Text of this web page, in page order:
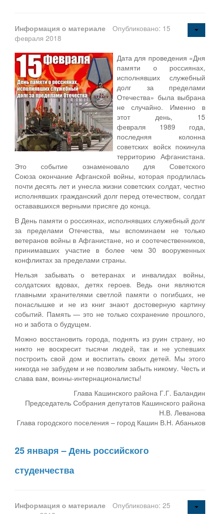
Информация о материале
Опубликовано: 15
февраля 2018
Дата для проведения «Дня
памяти о россиянах,
исполнявших служебный
долг за пределами
Отечества» была выбрана
не случайно. Именно в
этот день, 15
февраля 1989 года,
последняя колонна
советских войск покинула
территорию Афганистана.
Это событие ознаменовало для Советского
Союза окончание Афганской войны, которая продлилась
почти десять лет и унесла жизни советских солдат, честно
исполнявших гражданский долг перед отечеством, солдат
остававшихся верными присяге до конца.
В День памяти о россиянах, исполнявших служебный долг
за пределами Отечества, мы вспоминаем не только
ветеранов войны в Афганистане, но и соотечественников,
принимавших участие в более чем 30 вооруженных
конфликтах за пределами страны.
Нельзя забывать о ветеранах и инвалидах войны,
солдатских вдовах, детях героев. Ведь они являются
главными хранителями светлой памяти о погибших, не
понаслышке и не из книг знают достоверную картину
событий. Память — это не только сохранение прошлого,
но и забота о будущем.
Можно восстановить города, поднять из руин страну, но
никто не воскресит тысячи людей, так и не успевших
построить свой дом и воспитать своих детей. Мы этого
никогда не забудем и не позволим забыть никому. Честь и
слава вам, воины-интернационалисты!
Глава Кашинского района Г.Г. Баландин
Председатель Собрания депутатов Кашинского района
Н.В. Леванова
Глава городского поселения – город Кашин В.Н. Абаньков
25 января – День российского
студенчества
Информация о материале
Опубликовано: 25